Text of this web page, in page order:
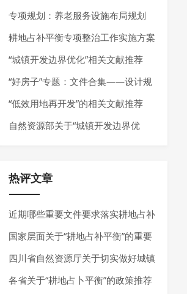
专项规划：养老服务设施布局规划
——最新指南请参考《养老服务设施
布局规划编制技术指南（试行）（2
025年7月）》
耕地占补平衡专项整治工作实施方案
推荐
“城镇开发边界优化”相关文献推荐
“好房子”专题：文件合集——设计规
范、技术指南、技术导则
“低效用地再开发”的相关文献推荐
自然资源部关于“城镇开发边界优
热评文章
近期哪些重要文件要求落实耕地占补
平衡制度？还有这些“耕地占补平
衡”相关文献推荐给你~
国家层面关于“耕地占补平衡”的重要
政策推荐
四川省自然资源厅关于切实做好城镇
开发边界实施管理的通知 （试行）
各省关于“耕地占卜平衡”的政策推荐